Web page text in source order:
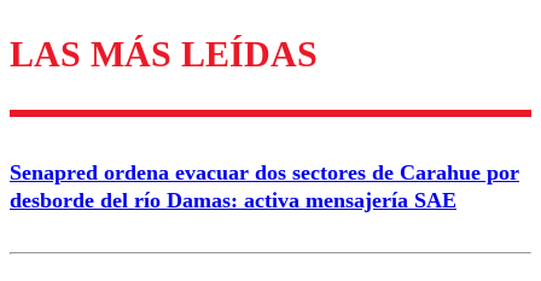
Los comentarios son moderados para garantizar un
diálogo respetuoso.
Correo
LAS MÁS LEÍDAS
Senapred ordena evacuar dos sectores de Carahue por
desborde del río Damas: activa mensajería SAE